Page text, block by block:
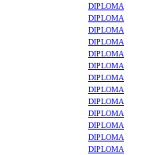
DIPLOMA
DIPLOMA
DIPLOMA
DIPLOMA
DIPLOMA
DIPLOMA
DIPLOMA
DIPLOMA
DIPLOMA
DIPLOMA
DIPLOMA
DIPLOMA
DIPLOMA